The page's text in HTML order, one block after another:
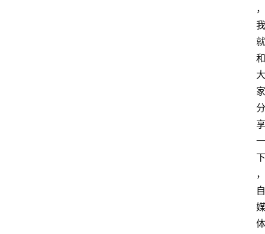
，
我
就
和
大
家
分
享
一
下
，
自
媒
体